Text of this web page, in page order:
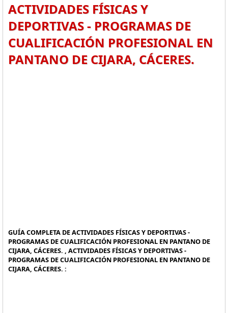
ACTIVIDADES FÍSICAS Y
DEPORTIVAS - PROGRAMAS DE
CUALIFICACIÓN PROFESIONAL EN
PANTANO DE CIJARA, CÁCERES.
GUÍA COMPLETA DE ACTIVIDADES FÍSICAS Y DEPORTIVAS -
PROGRAMAS DE CUALIFICACIÓN PROFESIONAL EN PANTANO DE
CIJARA, CÁCERES. , ACTIVIDADES FÍSICAS Y DEPORTIVAS -
PROGRAMAS DE CUALIFICACIÓN PROFESIONAL EN PANTANO DE
CIJARA, CÁCERES. :